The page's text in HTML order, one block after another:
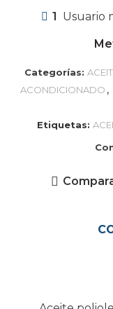
1 Usuario
Categorías:
ACONDICIONADO ,
Etiquetas: